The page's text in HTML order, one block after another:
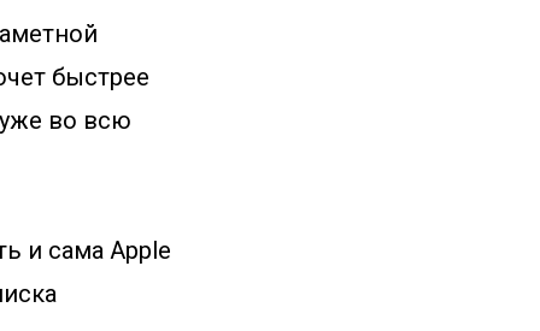
быстрее
уже во всю
и сама Apple